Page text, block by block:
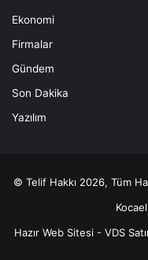
Ekonomi
Firmalar
Gündem
Son Dakika
Yazılım
© Telif Hakkı 2026, Tüm
Hazır Web Sitesi- VDS